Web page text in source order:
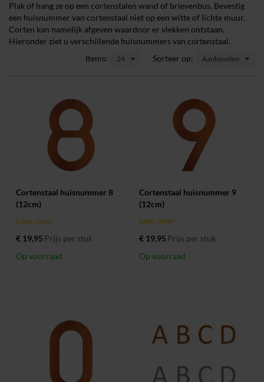
Plak of hang ze op een cortenstalen wand of brievenbus. Bevestig
een huisnummer van cortenstaal niet op een witte of lichte muur.
Corten kan namelijk afgeven waardoor er vlekken ontstaan.
Hieronder ziet u verschillende huisnummers van cortenstaal.
Sorteer op:
Aanbevolen
Items: 24
Cortenstaal huisnummer 8
(12cm)
Lees meer
€ 19,95 Prijs per stuk
Op voorraad
Cortenstaal huisnummer 9
(12cm)
Lees meer
€ 19,95 Prijs per stuk
Op voorraad